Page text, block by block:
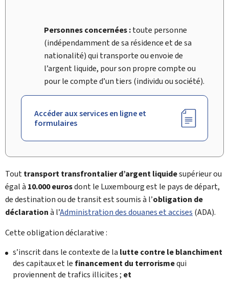
Personnes concernées :toute personne
(indépendamment de sa résidence et de sa
nationalité) qui ‎transporte ou envoie de
l’argent liquide, pour son propre compte ou
pour le compte d’un tiers ‎‎(individu ou société).
Accéder aux services en ligne et
formulaires
Touttransport transfrontalier d’argent liquidesupérieur ou
égal à 10.000 eurosdont le Luxembourg est le pays de départ,
de destination ou de transit est soumis à l’obligation de
déclarationà l’Administration des douanes et accises (ADA).
Cette obligation déclarative :
s’inscrit dans le contexte de la lutte contre le blanchiment
des capitaux et le financement du terrorismequi
proviennent de trafics illicites ; et